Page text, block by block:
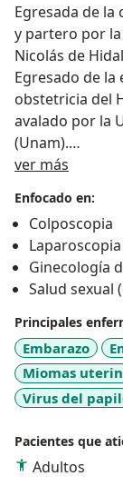
Egresada de
y partero por
Nicolás de
Egresado de la
obstetricia del
avalado por la
(Unam).
Diplomado de
Certificada por
Obstetricia
Apasionada de
salud de la
ver más
Enfocado en:
Colposcopia
Laparoscopia
Ginecología
Salud sexual
Principales
Embarazo
Miomas
Virus del
Pacientes que
Adultos